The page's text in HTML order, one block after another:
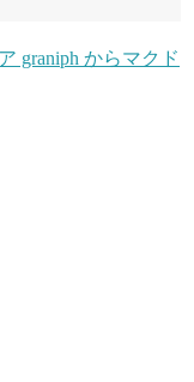
graniph からマクド